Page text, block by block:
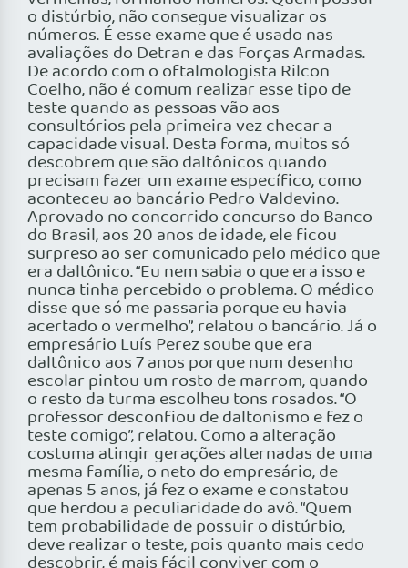
o distúrbio, não consegue visualizar os
números. É esse exame que é usado nas
avaliações do Detran e das Forças Armadas.
De acordo com o oftalmologista Rilcon
Coelho, não é comum realizar esse tipo de
teste quando as pessoas vão aos
consultórios pela primeira vez checar a
capacidade visual. Desta forma, muitos só
descobrem que são daltônicos quando
precisam fazer um exame específico, como
aconteceu ao bancário Pedro Valdevino.
Aprovado no concorrido concurso do Banco
do Brasil, aos 20 anos de idade, ele ficou
surpreso ao ser comunicado pelo médico que
era daltônico. “Eu nem sabia o que era isso e
nunca tinha percebido o problema. O médico
disse que só me passaria porque eu havia
acertado o vermelho”, relatou o bancário. Já o
empresário Luís Perez soube que era
daltônico aos 7 anos porque num desenho
escolar pintou um rosto de marrom, quando
o resto da turma escolheu tons rosados. “O
professor desconfiou de daltonismo e fez o
teste comigo”, relatou. Como a alteração
costuma atingir gerações alternadas de uma
mesma família, o neto do empresário, de
apenas 5 anos, já fez o exame e constatou
que herdou a peculiaridade do avô. “Quem
tem probabilidade de possuir o distúrbio,
deve realizar o teste, pois quanto mais cedo